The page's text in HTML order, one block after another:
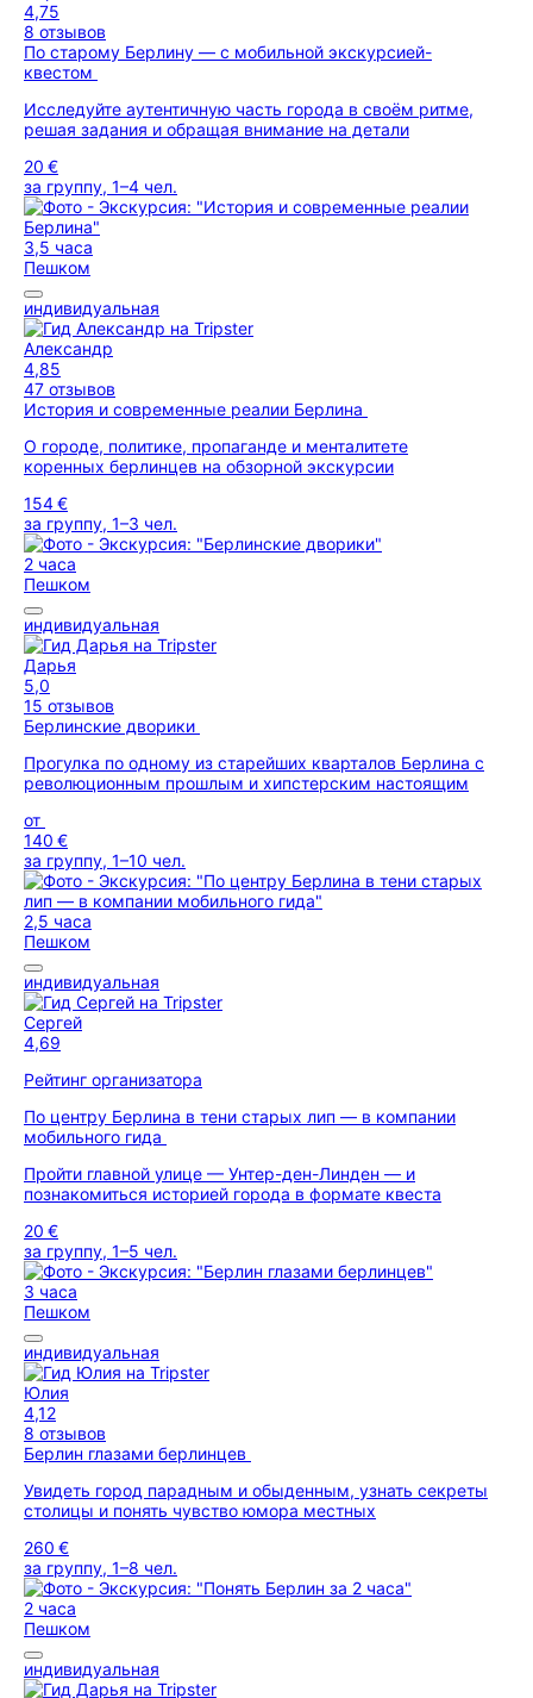
4,75
8 отзывов
По старому Берлину — с мобильной экскурсией-
квестом
Исследуйте аутентичную часть города в своём ритме,
решая задания и обращая внимание на детали
20 €
за группу, 1–4 чел.
3,5 часа
Пешком
индивидуальная
Александр
4,85
47 отзывов
История и современные реалии Берлина
О городе, политике, пропаганде и менталитете
коренных берлинцев на обзорной экскурсии
154 €
за группу, 1–3 чел.
2 часа
Пешком
индивидуальная
Дарья
5,0
15 отзывов
Берлинские дворики
Прогулка по одному из старейших кварталов Берлина с
революционным прошлым и хипстерским настоящим
от
140 €
за группу, 1–10 чел.
2,5 часа
Пешком
индивидуальная
Сергей
4,69
Рейтинг организатора
По центру Берлина в тени старых лип — в компании
мобильного гида
Пройти главной улице — Унтер-ден-Линден — и
познакомиться историей города в формате квеста
20 €
за группу, 1–5 чел.
3 часа
Пешком
индивидуальная
Юлия
4,12
8 отзывов
Берлин глазами берлинцев
Увидеть город парадным и обыденным, узнать секреты
столицы и понять чувство юмора местных
260 €
за группу, 1–8 чел.
2 часа
Пешком
индивидуальная